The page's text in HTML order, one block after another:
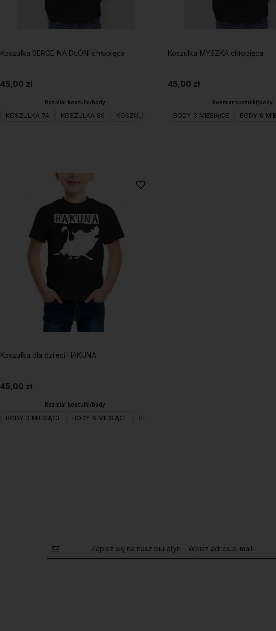
Koszulka SERCE NA DŁONI chłopięca
45,00 zł
Rozmiar koszulki/body:
KOSZULKA 74 KOSZULKA 80 KOSZULKA 98 KOSZULKA 104(XS)
Koszulka MYSZKA chłopięca
45,00 zł
Rozmiar koszulki/body:
BODY 3 MIESIĄCE BODY 6
Koszulka dla dzieci HAKUNA
45,00 zł
Rozmiar koszulki/body:
BODY 3 MIESIĄCE BODY 6 MIESIĄCE BODY 9 MIESIĘCY
Do ulubionych
Zapisz się na nasz biuletyn – Wpisz adres e-mail